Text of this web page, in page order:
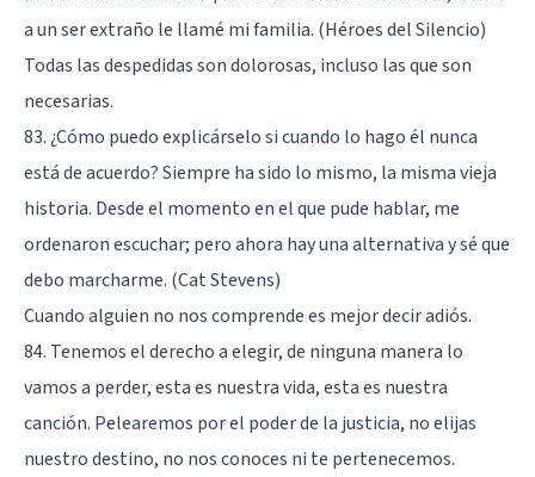
a un ser extraño le llamé mi familia. (Héroes del Silencio)
Todas las despedidas son dolorosas, incluso las que son
necesarias.
83. ¿Cómo puedo explicárselo si cuando lo hago él nunca
está de acuerdo? Siempre ha sido lo mismo, la misma vieja
historia. Desde el momento en el que pude hablar, me
ordenaron escuchar; pero ahora hay una alternativa y sé que
debo marcharme. (Cat Stevens)
Cuando alguien no nos comprende es mejor decir adiós.
84. Tenemos el derecho a elegir, de ninguna manera lo
vamos a perder, esta es nuestra vida, esta es nuestra
canción. Pelearemos por el poder de la justicia, no elijas
nuestro destino, no nos conoces ni te pertenecemos.